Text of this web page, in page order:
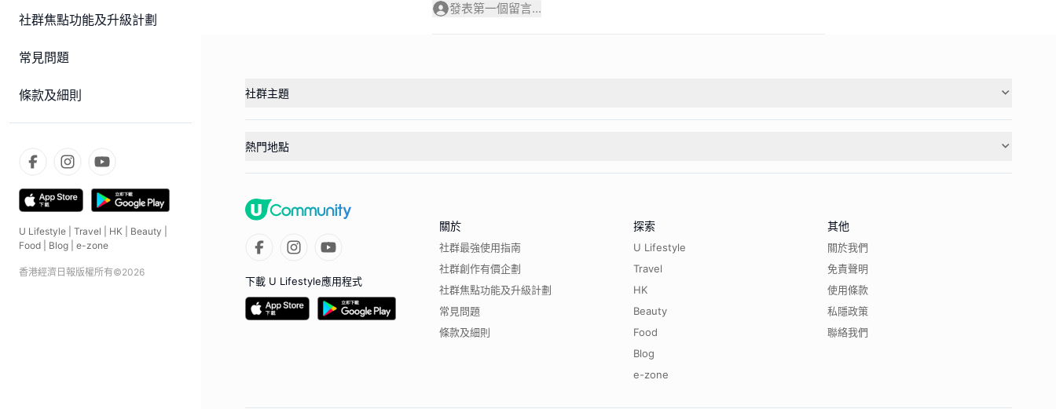
社群焦點功能及升級計劃
常見問題
條款及細則
U Lifestyle Travel HK Beauty
Food
Blog e-zone
香港經濟日報版權所有©2026
發表第一個留言...
社群主題
熱門地點
下載 U Lifestyle應用程式
關於
社群最強使用指南
社群創作有價企劃
社群焦點功能及升級計劃
常見問題
條款及細則
探索
U Lifestyle
Travel
HK
Beauty
Food
Blog
e-zone
其他
關於我們
免責聲明
使用條款
私隱政策
聯絡我們